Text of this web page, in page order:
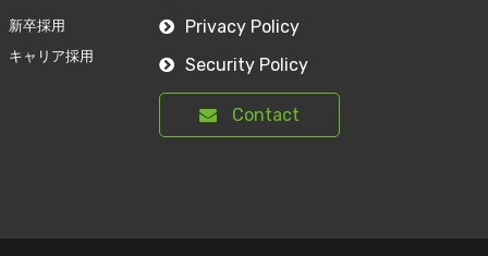
新卒採用
キャリア採用
Privacy Policy
Security Policy
Contact